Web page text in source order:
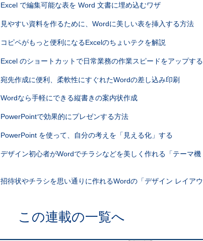
Excel で編集可能な表を Word 文書に埋め込むワザ
見やすい資料を作るために、Wordに美しい表を挿入する方法
コピペがもっと便利になるExcelのちょいテクを解説
Excel のショートカットで日常業務の作業スピードをアップする
宛先作成に便利、柔軟性にすぐれたWordの差し込み印刷
Wordなら手軽にできる縦書きの案内状作成
PowerPointで効果的にプレゼンする方法
PowerPoint を使って、自分の考えを「見える化」する
デザイン初心者がWordでチラシなどを美しく作れる「テーマ機
招待状やチラシを思い通りに作れるWordの「デザイン レイアウ
この連載の一覧へ